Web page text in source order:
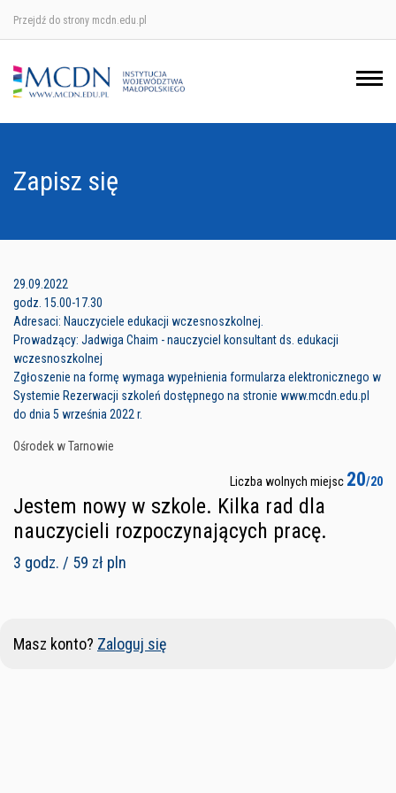
Przejdź do strony mcdn.edu.pl
Zapisz się
29.09.2022
godz. 15.00-17.30
Adresaci: Nauczyciele edukacji wczesnoszkolnej.
Prowadzący: Jadwiga Chaim - nauczyciel konsultant ds. edukacji
wczesnoszkolnej
Zgłoszenie na formę wymaga wypełnienia formularza elektronicznego w
Systemie Rezerwacji szkoleń dostępnego na stronie www.mcdn.edu.pl
do dnia 5 września 2022 r.
Ośrodek w Tarnowie
Liczba wolnych miejsc 20/20
Jestem nowy w szkole. Kilka rad dla
nauczycieli rozpoczynających pracę.
3 godz. / 59 zł pln
Masz konto? Zaloguj się
Ośrodek w Krakowie
Ośrodek w Nowym Sączu
Ośrodek w Tarnowie